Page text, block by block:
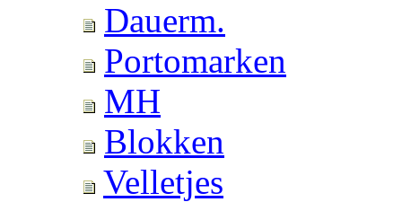
Dauerm.
Portomarken
MH
Blokken
Velletjes